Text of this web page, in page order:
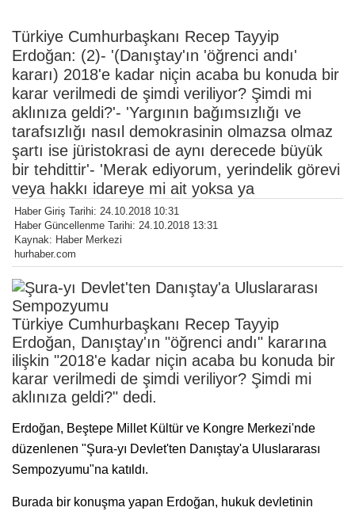
Türkiye Cumhurbaşkanı Recep Tayyip
Erdoğan: (2)- '(Danıştay'ın 'öğrenci andı'
kararı) 2018'e kadar niçin acaba bu konuda bir
karar verilmedi de şimdi veriliyor? Şimdi mi
aklınıza geldi?'- 'Yargının bağımsızlığı ve
tarafsızlığı nasıl demokrasinin olmazsa olmaz
şartı ise jüristokrasi de aynı derecede büyük
bir tehdittir'- 'Merak ediyorum, yerindelik görevi
veya hakkı idareye mi ait yoksa ya
Haber Giriş Tarihi: 24.10.2018 10:31
Haber Güncellenme Tarihi: 24.10.2018 13:31
Kaynak: Haber Merkezi
hurhaber.com
Türkiye Cumhurbaşkanı Recep Tayyip
Erdoğan, Danıştay'ın "öğrenci andı" kararına
ilişkin "2018'e kadar niçin acaba bu konuda bir
karar verilmedi de şimdi veriliyor? Şimdi mi
aklınıza geldi?" dedi.
Erdoğan, Beştepe Millet Kültür ve Kongre Merkezi'nde
düzenlenen "Şura-yı Devlet'ten Danıştay'a Uluslararası
Sempozyumu"na katıldı.
Burada bir konuşma yapan Erdoğan, hukuk devletinin